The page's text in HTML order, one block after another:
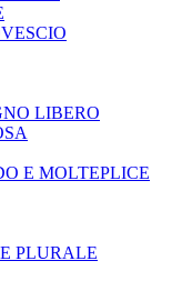
LIBERO
E MOLTEPLICE
PLURALE